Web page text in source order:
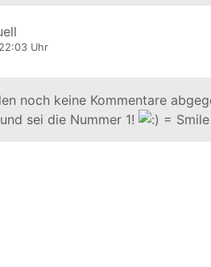
Uhr
noch keine Kommentare
sei die Nummer 1!